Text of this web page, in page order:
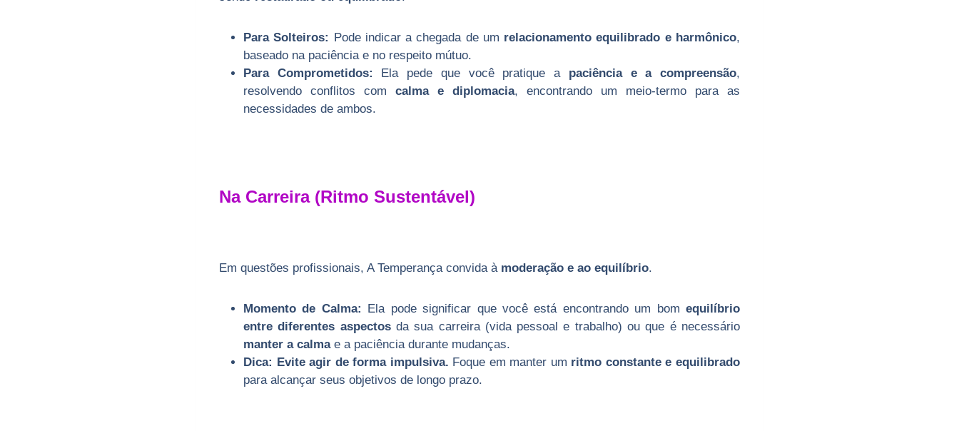
Para Solteiros: Pode indicar a chegada de um relacionamento equilibrado e harmônico,
baseado na paciência e no respeito mútuo.
Para Comprometidos: Ela pede que você pratique a paciência e a compreensão,
resolvendo conflitos com calma e diplomacia, encontrando um meio-termo para as
necessidades de ambos.
Na Carreira (Ritmo Sustentável)
Em questões profissionais, A Temperança convida à moderação e ao equilíbrio.
Momento de Calma: Ela pode significar que você está encontrando um bomequilíbrio
entre diferentes aspectosda sua carreira (vida pessoal e trabalho) ou que é necessário
manter a calmae a paciência durante mudanças.
Dica: Evite agir de forma impulsiva. Foque em manter um ritmo constante e equilibrado
para alcançar seus objetivos de longo prazo.